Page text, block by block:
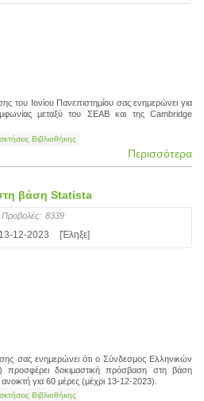
του Ιονίου Πανεπιστημίου σας ενημερώνει για
μεταξύ του ΣΕΑΒ και της Cambridge
Βιβλιοθήκης
Περισσότερα
βάση Statista
Προβολές: 8339
13-12-2023 [Έληξε]
σας ενημερώνει ότι ο Σύνδεσμος Ελληνικών
προσφέρει δοκιμαστική πρόσβαση στη βάση
για 60 μέρες (μέχρι 13-12-2023).
Βιβλιοθήκης